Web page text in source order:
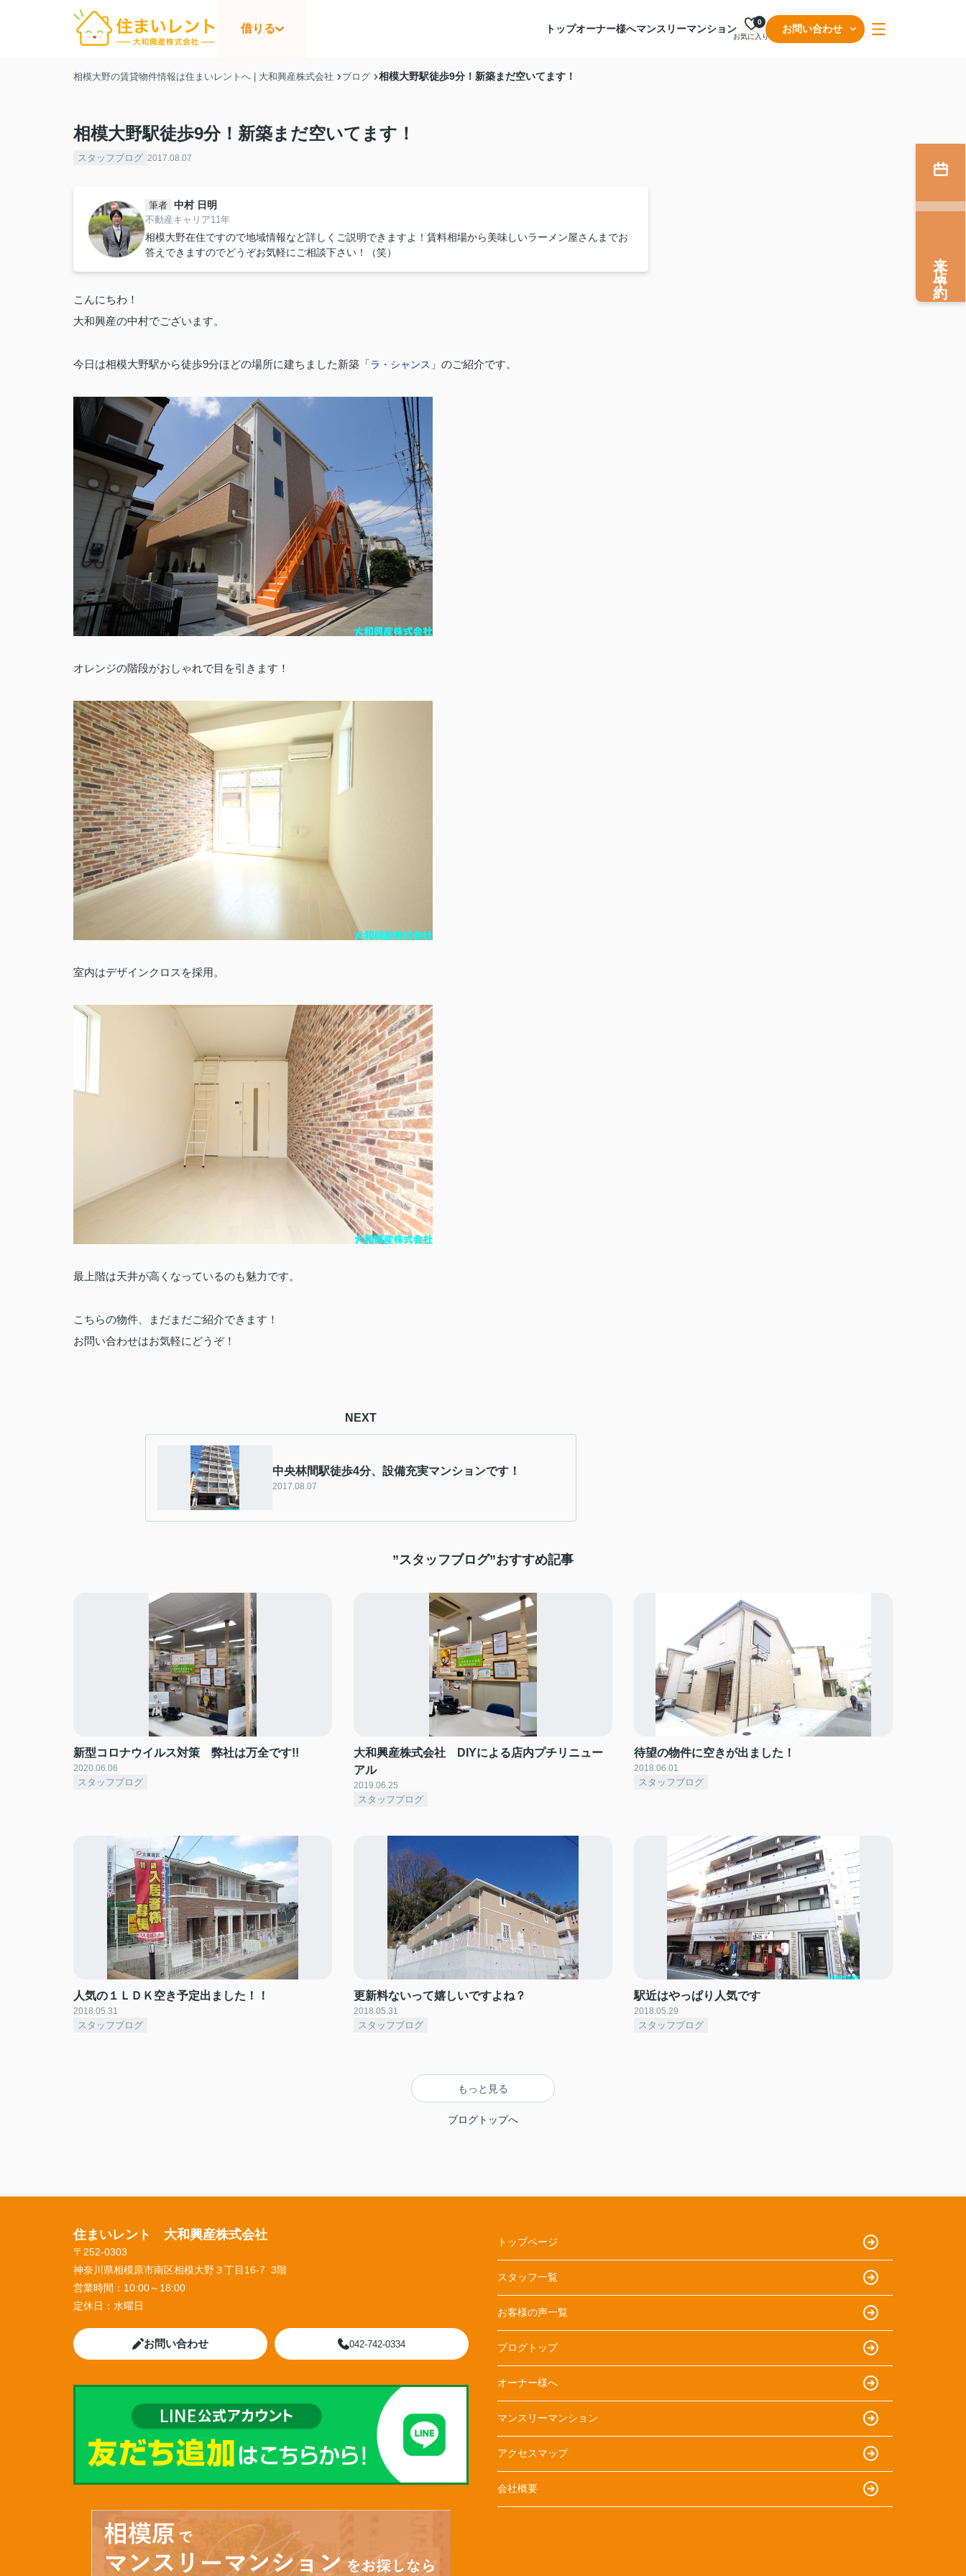
借りる トップオーナー様へマンスリーマンション
お気に入り
0
お問い合わせ
相模大野の賃貸物件情報は住まいレントへ | 大和興産株式会社 ブログ 相模大野駅徒歩9分！新築まだ空いてます！
相模大野駅徒歩9分！新築まだ空いてます！
スタッフブログ 2017.08.07
筆者 中村 日明
不動産キャリア11年
相模大野在住ですので地域情報など詳しくご説明できますよ！賃料相場から美味しいラーメン屋さんまでお
答えできますのでどうぞお気軽にご相談下さい！（笑）
こんにちわ！
大和興産の中村でございます。
今日は相模大野駅から徒歩9分ほどの場所に建ちました新築「ラ・シャンス 」のご紹介です。
オレンジの階段がおしゃれで目を引きます！
室内はデザインクロスを採用。
最上階は天井が高くなっているのも魅力です。
こちらの物件、まだまだご紹介できます！
お問い合わせはお気軽にどうぞ！
NEXT
中央林間駅徒歩4分、設備充実マンションです！
2017.08.07
”スタッフブログ”おすすめ記事
新型コロナウイルス対策 弊社は万全です!!
2020.06.06
スタッフブログ
大和興産株式会社 DIYによる店内プチリニュー
アル
2019.06.25
スタッフブログ
待望の物件に空きが出ました！
2018.06.01
スタッフブログ
人気の１ＬＤＫ空き予定出ました！！
2018.05.31
スタッフブログ
更新料ないって嬉しいですよね？
2018.05.31
スタッフブログ
駅近はやっぱり人気です
2018.05.29
スタッフブログ
もっと見る
ブログトップへ
来店予約
住まいレント 大和興産株式会社
〒252-0303
神奈川県相模原市南区相模大野３丁目16-7 3階
営業時間： 10:00～18:00
定休日： 水曜日
お問い合わせ 042-742-0334
トップページ
スタッフ一覧
お客様の声一覧
ブログトップ
オーナー様へ
マンスリーマンション
アクセスマップ
会社概要